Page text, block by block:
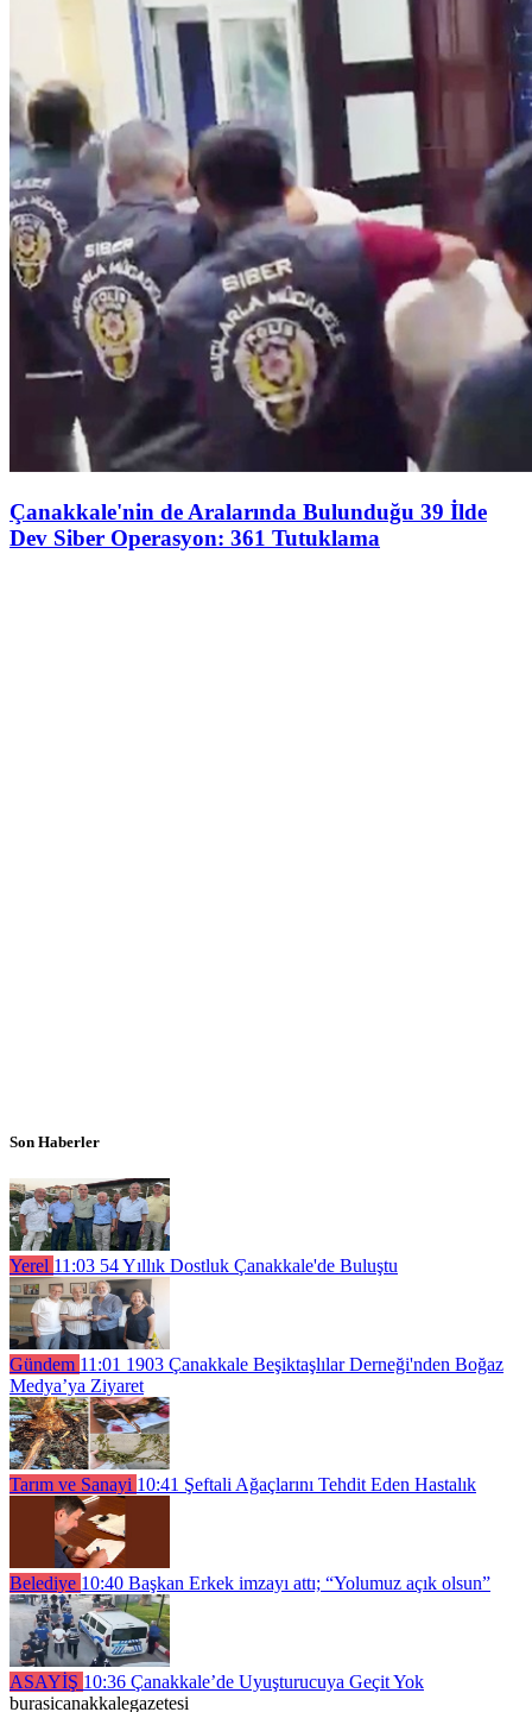
Çanakkale'nin de Aralarında Bulunduğu 39 İlde
Dev Siber Operasyon: 361 Tutuklama
Son Haberler
Yerel 11:03 54 Yıllık Dostluk Çanakkale'de Buluştu
Gündem 11:01 1903 Çanakkale Beşiktaşlılar Derneği'nden Boğaz
Medya’ya Ziyaret
Tarım ve Sanayi 10:41 Şeftali Ağaçlarını Tehdit Eden Hastalık
Belediye 10:40 Başkan Erkek imzayı attı; “Yolumuz açık olsun”
ASAYİŞ 10:36 Çanakkale’de Uyuşturucuya Geçit Yok
burasicanakkalegazetesi